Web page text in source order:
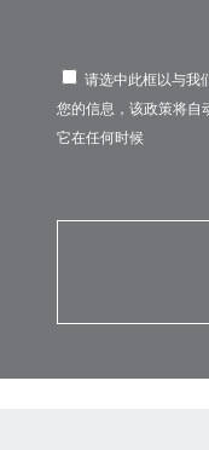
请选中此框以与我
您的信息，该政策将自
它在任何时候